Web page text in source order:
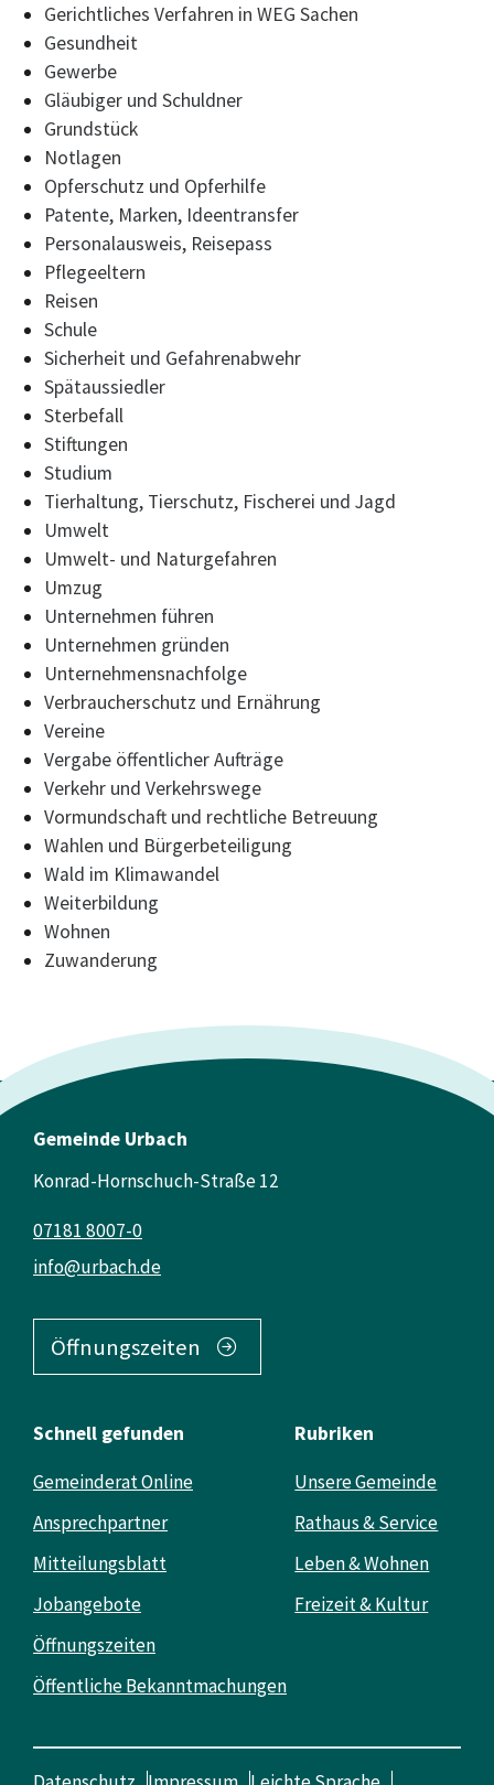
Gerichtliches Verfahren in WEG Sachen
Gesundheit
Gewerbe
Gläubiger und Schuldner
Grundstück
Notlagen
Opferschutz und Opferhilfe
Patente, Marken, Ideentransfer
Personalausweis, Reisepass
Pflegeeltern
Reisen
Schule
Sicherheit und Gefahrenabwehr
Spätaussiedler
Sterbefall
Stiftungen
Studium
Tierhaltung, Tierschutz, Fischerei und Jagd
Umwelt
Umwelt- und Naturgefahren
Umzug
Unternehmen führen
Unternehmen gründen
Unternehmensnachfolge
Verbraucherschutz und Ernährung
Vereine
Vergabe öffentlicher Aufträge
Verkehr und Verkehrswege
Vormundschaft und rechtliche Betreuung
Wahlen und Bürgerbeteiligung
Wald im Klimawandel
Weiterbildung
Wohnen
Zuwanderung
Gemeinde Urbach
Konrad-Hornschuch-Straße 12
info@urbach.de
07181 8007-0
Öffnungszeiten
Schnell gefunden
Gemeinderat Online
Ansprechpartner
Mitteilungsblatt
Jobangebote
Öffnungszeiten
Öffentliche Bekanntmachungen
Rubriken
Unsere Gemeinde
Rathaus & Service
Leben & Wohnen
Freizeit & Kultur